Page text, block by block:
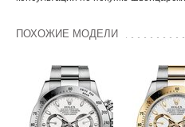
ПОХОЖИЕ МОДЕЛИ